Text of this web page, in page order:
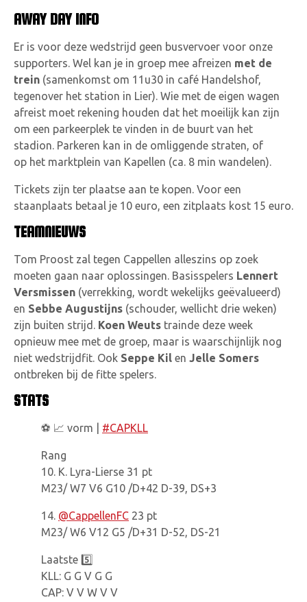
AWAY DAY INFO
Er is voor deze wedstrijd geen busvervoer voor onze
supporters. Wel kan je in groep mee afreizen met de
trein (samenkomst om 11u30 in café Handelshof,
tegenover het station in Lier). Wie met de eigen wagen
afreist moet rekening houden dat het moeilijk kan zijn
om een parkeerplek te vinden in de buurt van het
stadion. Parkeren kan in de omliggende straten, of
op het marktplein van Kapellen (ca. 8 min wandelen).
Tickets zijn ter plaatse aan te kopen. Voor een
staanplaats betaal je 10 euro, een zitplaats kost 15 euro.
TEAMNIEUWS
Tom Proost zal tegen Cappellen alleszins op zoek
moeten gaan naar oplossingen. Basisspelers Lennert
Versmissen (verrekking, wordt wekelijks geëvalueerd)
en Sebbe Augustijns (schouder, wellicht drie weken)
zijn buiten strijd. Koen Weuts trainde deze week
opnieuw mee met de groep, maar is waarschijnlijk nog
niet wedstrijdfit. Ook Seppe Kil en Jelle Somers
ontbreken bij de fitte spelers.
STATS
⚽️ 📈 vorm | #CAPKLL
Rang
10. K. Lyra-Lierse 31 pt
M23/ W7 V6 G10 /D+42 D-39, DS+3
14. @CappellenFC 23 pt
M23/ W6 V12 G5 /D+31 D-52, DS-21
Laatste 5️⃣
KLL: G G V G G
CAP: V V W V V